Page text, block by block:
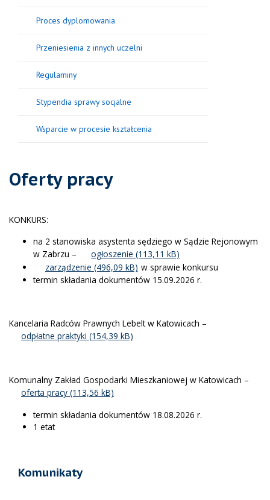
Oferty pracy
KONKURS:
na 2 stanowiska asystenta sędziego w Sądzie Rejonowym
w Zabrzu –
ogłoszenie
zarządzenie
w sprawie konkursu
termin składania dokumentów 15.09.2026 r.
Kancelaria Radców Prawnych Lebelt w Katowicach –
odpłatne praktyki
Komunalny Zakład Gospodarki Mieszkaniowej w Katowicach –
oferta pracy
termin składania dokumentów 18.08.2026 r.
1 etat
Komunikaty
Proces dyplomowania
Przeniesienia z innych uczelni
Regulaminy
Stypendia sprawy socjalne
Wsparcie w procesie kształcenia